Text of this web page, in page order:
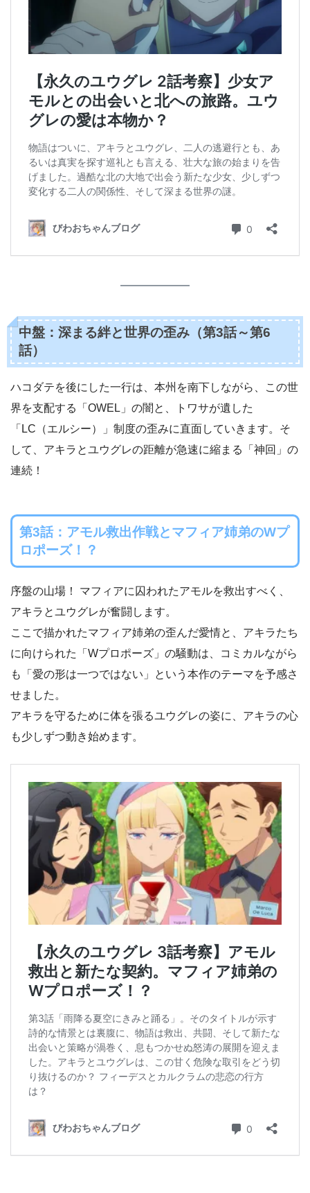
中盤：深まる絆と世界の歪み（第3話～第6
話）
ハコダテを後にした一行は、本州を南下しながら、この世
界を支配する「OWEL」の闇と、トワサが遺した
「LC（エルシー）」制度の歪みに直面していきます。そ
して、アキラとユウグレの距離が急速に縮まる「神回」の
連続！
第3話：アモル救出作戦とマフィア姉弟のWプ
ロポーズ！？
序盤の山場！ マフィアに囚われたアモルを救出すべく、
アキラとユウグレが奮闘します。
ここで描かれたマフィア姉弟の歪んだ愛情と、アキラたち
に向けられた「Wプロポーズ」の騒動は、コミカルながら
も「愛の形は一つではない」という本作のテーマを予感さ
せました。
アキラを守るために体を張るユウグレの姿に、アキラの心
も少しずつ動き始めます。